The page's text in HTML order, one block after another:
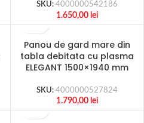
SKU: 4000000542186
1.650,00 lei
Panou de gard mare din
tabla debitata cu plasma
ELEGANT 1500×1940 mm
SKU: 4000000527824
1.790,00 lei